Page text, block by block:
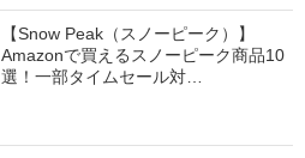
【Snow Peak（スノーピーク）】
Amazonで買えるスノーピーク商品10
選！一部タイムセール対…